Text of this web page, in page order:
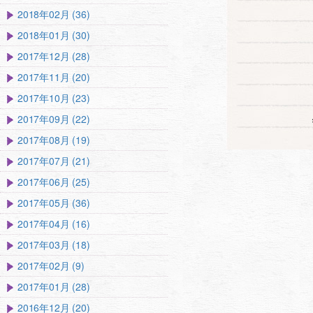
2018年02月 (36)
2018年01月 (30)
2017年12月 (28)
2017年11月 (20)
2017年10月 (23)
2017年09月 (22)
2017年08月 (19)
2017年07月 (21)
2017年06月 (25)
2017年05月 (36)
2017年04月 (16)
2017年03月 (18)
2017年02月 (9)
2017年01月 (28)
2016年12月 (20)